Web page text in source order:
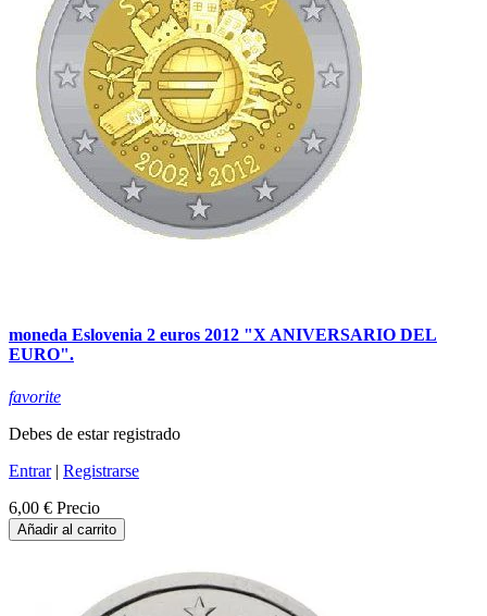
moneda Eslovenia 2 euros 2012 "X ANIVERSARIO DEL
EURO".
favorite
Debes de estar registrado
Entrar| Registrarse
6,00 € Precio
Añadir al carrito